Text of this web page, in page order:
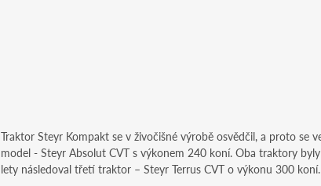
Traktor Steyr Kompakt se v živočišné výrobě osvědčil, a proto se
model - Steyr Absolut CVT s výkonem 240 koní. Oba traktory
lety následoval třetí traktor – Steyr Terrus CVT o výkonu 300 koní.